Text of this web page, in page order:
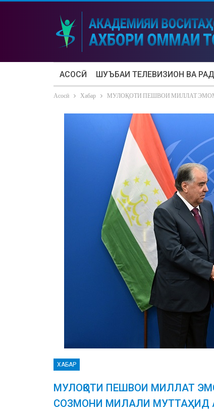
АСОСӢ ШУЪБАИ ТЕЛЕВИЗИОН ВА
Асосӣ Хабар МУЛОҚОТИ ПЕШВОИ МИЛЛАТ
ХАБАР
МУЛОҚОТИ ПЕШВОИ МИЛЛАТ
СОЗМОНИ МИЛАЛИ МУТТАҲИД